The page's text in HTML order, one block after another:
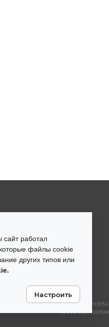
3.
"Башня
ИНН:
ОГРН:
работал
файлы cookie
других типов или
Настроить